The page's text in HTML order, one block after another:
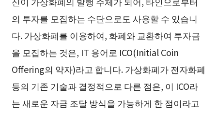
의 투자를 모집하는 수단으로도 사용할 수 있습니
다. 가상화폐를 이용하여, 화폐와 교환하여 투자금
을 모집하는 것은, IT 용어로 ICO(Initial Coin
Offering의 약자)라고 합니다. 가상화폐가 전자화폐
등의 기존 기술과 결정적으로 다른 점은, 이 ICO라
는 새로운 자금 조달 방식을 가능하게 한 점이라고